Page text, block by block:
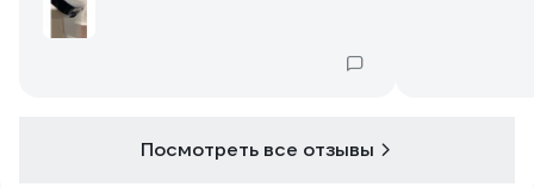
виде стаканчика с ручкой - был бы
очень удобный и практичный
Посмотреть все отзывы